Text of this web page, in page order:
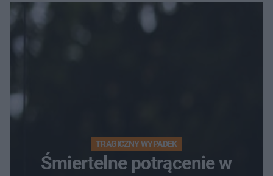
TRAGICZNY WYPADEK
Śmiertelne potrącenie w